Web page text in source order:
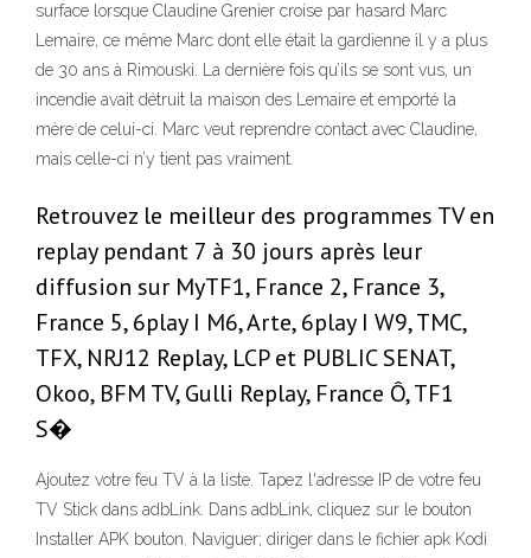
surface lorsque Claudine Grenier croise par hasard Marc
Lemaire, ce même Marc dont elle était la gardienne il y a plus
de 30 ans à Rimouski. La dernière fois qu’ils se sont vus, un
incendie avait détruit la maison des Lemaire et emporté la
mère de celui-ci. Marc veut reprendre contact avec Claudine,
mais celle-ci n’y tient pas vraiment.
Retrouvez le meilleur des programmes TV en
replay pendant 7 à 30 jours après leur
diffusion sur MyTF1, France 2, France 3,
France 5, 6play I M6, Arte, 6play I W9, TMC,
TFX, NRJ12 Replay, LCP et PUBLIC SENAT,
Okoo, BFM TV, Gulli Replay, France Ô, TF1
S�
Ajoutez votre feu TV à la liste. Tapez l'adresse IP de votre feu
TV Stick dans adbLink. Dans adbLink, cliquez sur le bouton
Installer APK bouton. Naviguer; diriger dans le fichier apk Kodi